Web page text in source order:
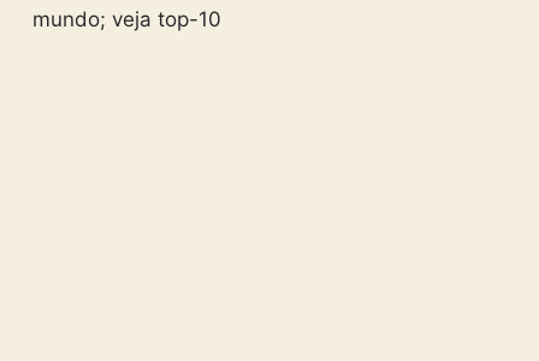
mundo; veja top-10